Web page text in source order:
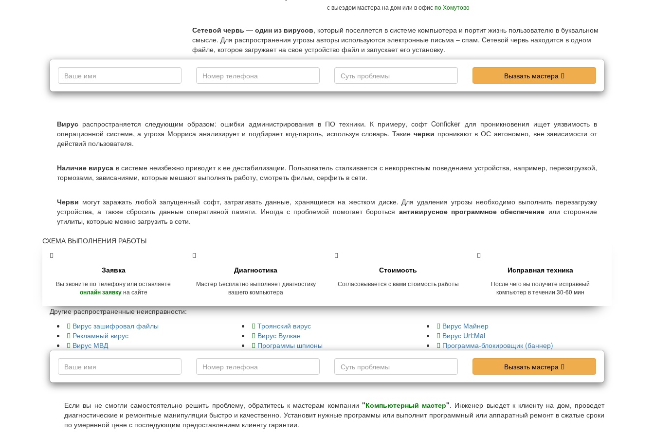
с выездом мастера на дом или в офиспо Хомутово
Сетевой червь — один из вирусов, который поселяется в системе компьютера и портит жизнь пользователю в буквальном
смысле. Для распространения угрозы авторы используются электронные письма – спам. Сетевой червь находится в одном
файле, которое загружает на свое устройство файл и запускает его установку.
Вызвать мастера
Вирус распространяется следующим образом: ошибки администрирования в ПО техники. К примеру, софт Conficker для проникновения ищет уязвимость в
операционной системе, а угроза Морриса анализирует и подбирает код-пароль, используя словарь. Такие черви проникают в ОС автономно, вне зависимости от
действий пользователя.
Наличие вируса в системе неизбежно приводит к ее дестабилизации. Пользователь сталкивается с некорректным поведением устройства, например, перезагрузкой,
тормозами, зависаниями, которые мешают выполнять работу, смотреть фильм, серфить в сети.
Черви могут заражать любой запущенный софт, затрагивать данные, хранящиеся на жестком диске. Для удаления угрозы необходимо выполнить перезагрузку
устройства, а также сбросить данные оперативной памяти. Иногда с проблемой помогает бороться антивирусное программное обеспечение или сторонние
утилиты, которые можно загрузить в сети.
СХЕМА ВЫПОЛНЕНИЯ РАБОТЫ
Заявка
Вы звоните по телефону или оставляете
онлайн заявкуна сайте
Диагностика
Мастер Бесплатно выполняет диагностику
вашего компьютера
Стоимость
Согласовывается с вами стоимость работы
Исправная техника
После чего вы получите исправный
компьютер в течении 30-60 мин
Другие распространенные неисправности:
Вирус зашифровал файлы
Троянский вирус
Вирус Майнер
Рекламный вирус
Вирус Вулкан
Вирус Url:Mal
Вирус МВД
Программы шпионы Программа-блокировщик (баннер)
Вызвать мастера
Если вы не смогли самостоятельно решить проблему, обратитесь к мастерам компании "Компьютерный мастер". Инженер выедет к клиенту на дом, проведет
диагностические и ремонтные манипуляции быстро и качественно. Установит нужные программы или выполнит программный или аппаратный ремонт в сжатые сроки
по умеренной цене с последующим предоставлением клиенту гарантии.